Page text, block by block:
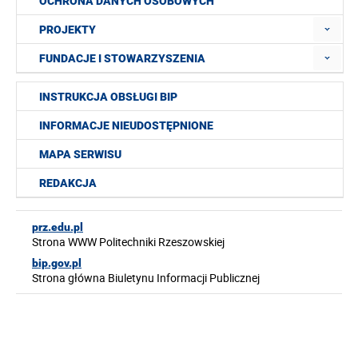
PROJEKTY
FUNDACJE I STOWARZYSZENIA
INSTRUKCJA OBSŁUGI BIP
INFORMACJE NIEUDOSTĘPNIONE
MAPA SERWISU
REDAKCJA
prz.edu.pl
Strona WWW Politechniki Rzeszowskiej
bip.gov.pl
Strona główna Biuletynu Informacji Publicznej